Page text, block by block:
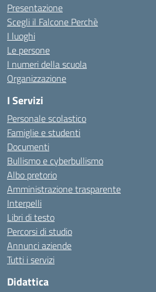
Presentazione
Scegli il Falcone Perchè
I luoghi
Le persone
I numeri della scuola
Organizzazione
I Servizi
Personale scolastico
Famiglie e studenti
Documenti
Bullismo e cyberbullismo
Albo pretorio
Amministrazione trasparente
Interpelli
Libri di testo
Percorsi di studio
Annunci aziende
Tutti i servizi
Didattica